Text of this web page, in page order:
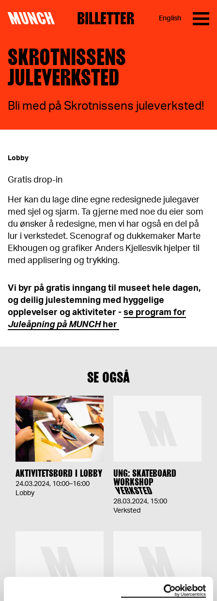
MUNCH BILLETTER English
SKROTNISSENS
JULEVERKSTED
Bli med på Skrotnissens juleverksted!
Lobby
Gratis drop-in
Her kan du lage dine egne redesignede julegaver
med sjel og sjarm. Ta gjerne med noe du eier som
du ønsker å redesigne, men vi har også en del på
lur i verkstedet. Scenograf og dukkemaker Marte
Ekhougen og grafiker Anders Kjellesvik hjelper til
med applisering og trykking.
Vi byr på gratis inngang til museet hele dagen,
og deilig julestemning med hyggelige
opplevelser og aktiviteter - se program for
Juleåpning på MUNCHher
SE OGSÅ
AKTIVITETSBORD I LOBBY
24.03.2024, 10:00–16:00
Lobby
UNG: SKATEBOARD
WORKSHOP
VERKSTED
28.03.2024, 15:00
Verksted